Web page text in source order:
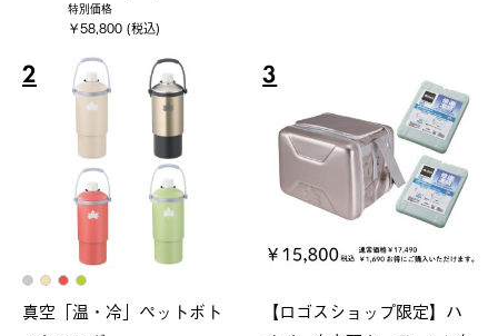
特別価格
￥58,800 (税込)
2
真空「温・冷」ペットボト
3
【ロゴスショップ限定】ハ